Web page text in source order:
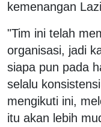
kemenangan
"Tim ini telah
organisasi, jadi
siapa pun pada
selalu
mengikuti ini,
itu akan lebih